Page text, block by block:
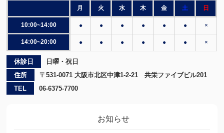
月 火 水 木 金 土 日
10:00~14:00 ● ● ● ● ● ● ×
14:00~20:00 ● ● ● ● ● ● ×
休診日
日曜・祝日
住所
〒531-0071 大阪市北区中津1-2-21 共栄ファイブビル201
TEL
06-6375-7700
お知らせ